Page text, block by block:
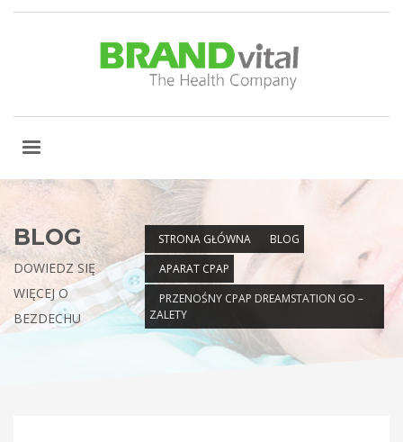
STRONA GŁÓWNA
BLOG
APARAT CPAP
PRZENOŚNY CPAP DREAMSTATION GO –
ZALETY
BLOG
DOWIEDZ SIĘ
WIĘCEJ O
BEZDECHU